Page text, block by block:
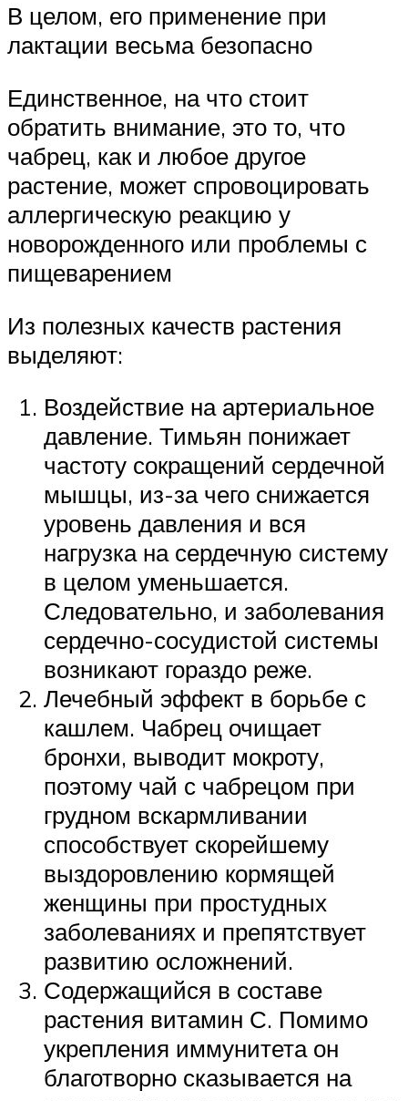
В целом, его применение при
лактации весьма безопасно
Единственное, на что стоит
обратить внимание, это то, что
чабрец, как и любое другое
растение, может спровоцировать
аллергическую реакцию у
новорожденного или проблемы с
пищеварением
Из полезных качеств растения
выделяют:
Воздействие на артериальное
давление. Тимьян понижает
частоту сокращений сердечной
мышцы, из-за чего снижается
уровень давления и вся
нагрузка на сердечную систему
в целом уменьшается.
Следовательно, и заболевания
сердечно-сосудистой системы
возникают гораздо реже.
Лечебный эффект в борьбе с
кашлем. Чабрец очищает
бронхи, выводит мокроту,
поэтому чай с чабрецом при
грудном вскармливании
способствует скорейшему
выздоровлению кормящей
женщины при простудных
заболеваниях и препятствует
развитию осложнений.
Содержащийся в составе
растения витамин С. Помимо
укрепления иммунитета он
благотворно сказывается на